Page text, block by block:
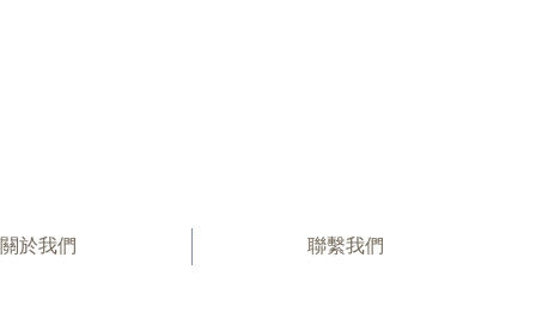
關於我們 聯繫我們